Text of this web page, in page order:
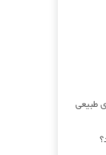
طبیعی